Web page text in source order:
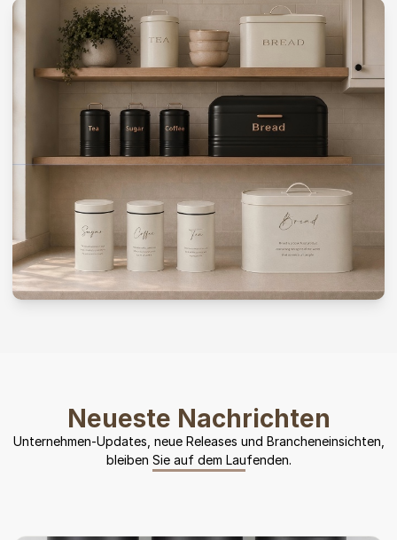
Neueste Nachrichten
Unternehmen-Updates, neue Releases und Brancheneinsichten,
bleiben Sie auf dem Laufenden.